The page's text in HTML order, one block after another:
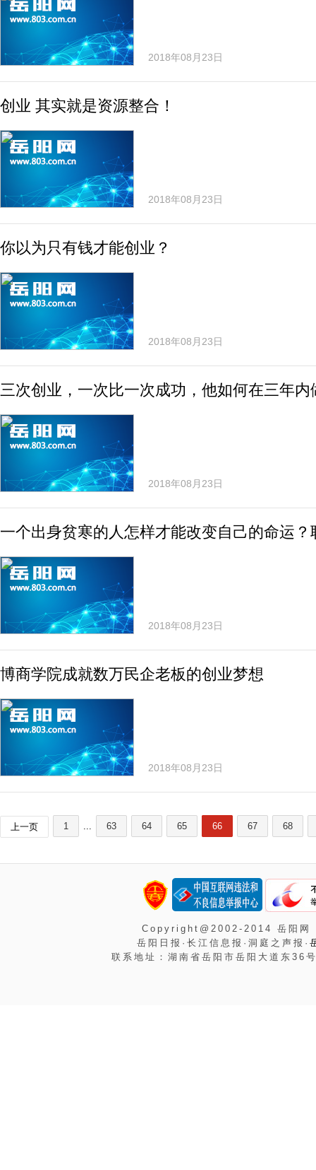
2018年08月23日
创业 其实就是资源整合！
2018年08月23日
你以为只有钱才能创业？
2018年08月23日
三次创业，一次比一次成功，他如何在三年内
2018年08月23日
一个出身贫寒的人怎样才能改变自己的命运
2018年08月23日
博商学院成就数万民企老板的创业梦想
2018年08月23日
上一页 1 ... 63 64 65 66 67 68
Copyright@2002-2014 岳阳
岳阳日报·长江信息报·洞庭之声报·
联系地址：湖南省岳阳市岳阳大道东